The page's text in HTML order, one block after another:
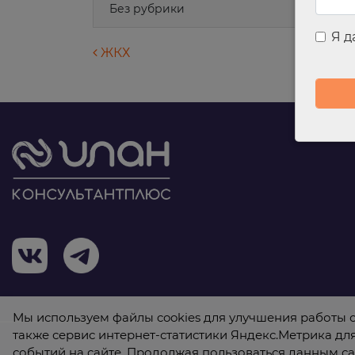
Без рубрики
Навигация по записям
ЖКХ
Я
Мы используем файлы cookies для улучшения работы
также сервис интернет-статистики Яндекс.Метрика